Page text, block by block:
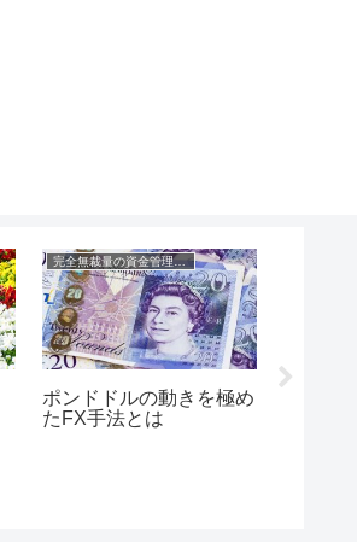
完全無裁量の資金管理FX
ポンドドルの動きを極め
たFX手法とは